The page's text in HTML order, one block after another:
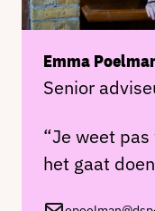
Emma
Senior
“Je weet
het gaat